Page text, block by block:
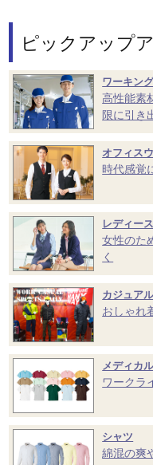
ピックアップ
ワーキン
高性能素
限に引き
オフィス
時代感覚
レディー
女性のた
く
カジュア
おしゃれ
メディカ
ワークラ
シャツ
綿混の爽